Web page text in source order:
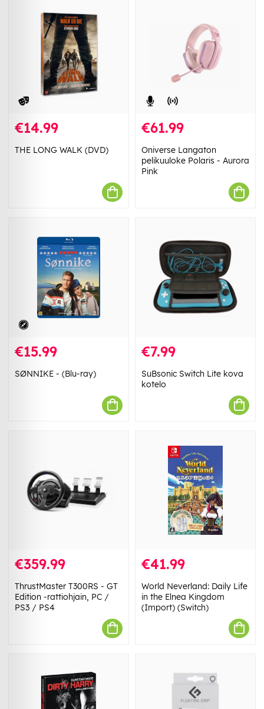
€14.99
THE LONG WALK (DVD)
€61.99
Oniverse Langaton
pelikuuloke Polaris - Aurora
Pink
€15.99
SØNNIKE - (Blu-ray)
€7.99
SuBsonic Switch Lite kova
kotelo
€359.99
ThrustMaster T300RS - GT
Edition -rattiohjain, PC /
PS3 / PS4
€41.99
World Neverland: Daily Life
in the Elnea Kingdom
(Import) (Switch)